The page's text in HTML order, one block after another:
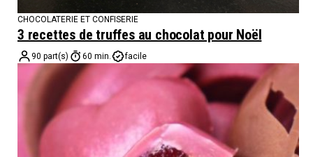
CHOCOLATERIE ET CONFISERIE
3 recettes de truffes au chocolat pour Noël
90 part(s) 60 min. facile